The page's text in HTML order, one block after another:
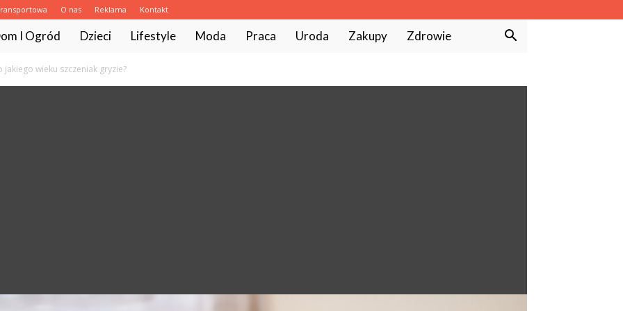
O nas Reklama Kontakt
I Ogród Dzieci Lifestyle Moda Praca Uroda Zakupy Zdrowie
jakiego wieku szczeniak gryzie?